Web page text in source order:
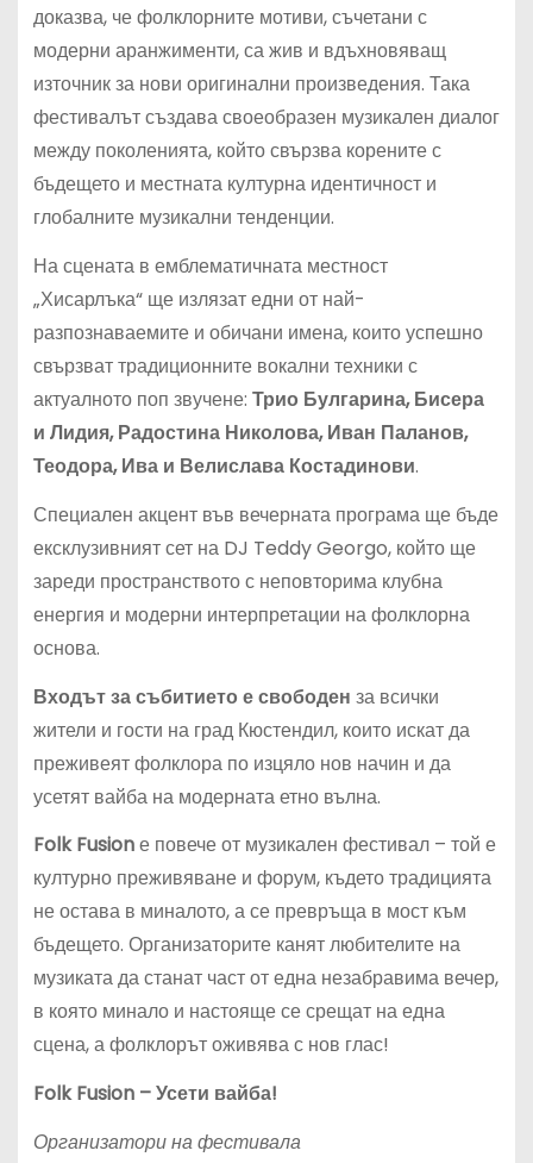
доказва, че фолклорните мотиви, съчетани с
модерни аранжименти, са жив и вдъхновяващ
източник за нови оригинални произведения. Така
фестивалът създава своеобразен музикален диалог
между поколенията, който свързва корените с
бъдещето и местната културна идентичност и
глобалните музикални тенденции.
На сцената в емблематичната местност
„Хисарлъка“ ще излязат едни от най-
разпознаваемите и обичани имена, които успешно
свързват традиционните вокални техники с
актуалното поп звучене: Трио Булгарина, Бисера
и Лидия, Радостина Николова, Иван Паланов,
Теодора, Ива и Велислава Костадинови.
Специален акцент във вечерната програма ще бъде
ексклузивният сет на DJ Teddy Georgo, който ще
зареди пространството с неповторима клубна
енергия и модерни интерпретации на фолклорна
основа.
Входът за събитието е свободен за всички
жители и гости на град Кюстендил, които искат да
преживеят фолклора по изцяло нов начин и да
усетят вайба на модерната етно вълна.
Folk Fusionе повече от музикален фестивал – той е
културно преживяване и форум, където традицията
не остава в миналото, а се превръща в мост към
бъдещето. Организаторите канят любителите на
музиката да станат част от една незабравима вечер,
в която минало и настояще се срещат на една
сцена, а фолклорът оживява с нов глас!
Folk Fusion – Усети вайба!
Организатори на фестивала